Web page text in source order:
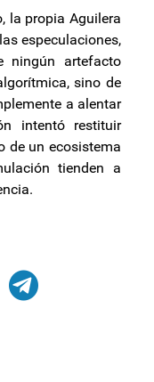
la propia Aguilera
especulaciones,
ningún artefacto
sino de
a alentar
intentó restituir
de un ecosistema
tienden a